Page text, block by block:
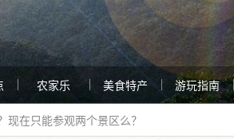
农家乐 美食特产 游玩指南
在只能参观两个景区么？